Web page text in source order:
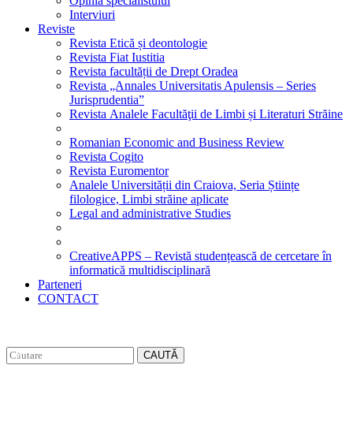
Interviuri
Reviste
Revista Etică și deontologie
Revista Fiat Iustitia
Revista facultății de Drept Oradea
Revista „Annales Universitatis Apulensis – Series
Jurisprudentia”
Revista Analele Facultăţii de Limbi și Literaturi Străine
Romanian Economic and Business Review
Revista Cogito
Revista Euromentor
Analele Universității din Craiova, Seria Științe
filologice, Limbi străine aplicate
Legal and administrative Studies
CreativeAPPS – Revistă studențească de cercetare în
informatică multidisciplinară
Parteneri
CONTACT
CAUTĂ